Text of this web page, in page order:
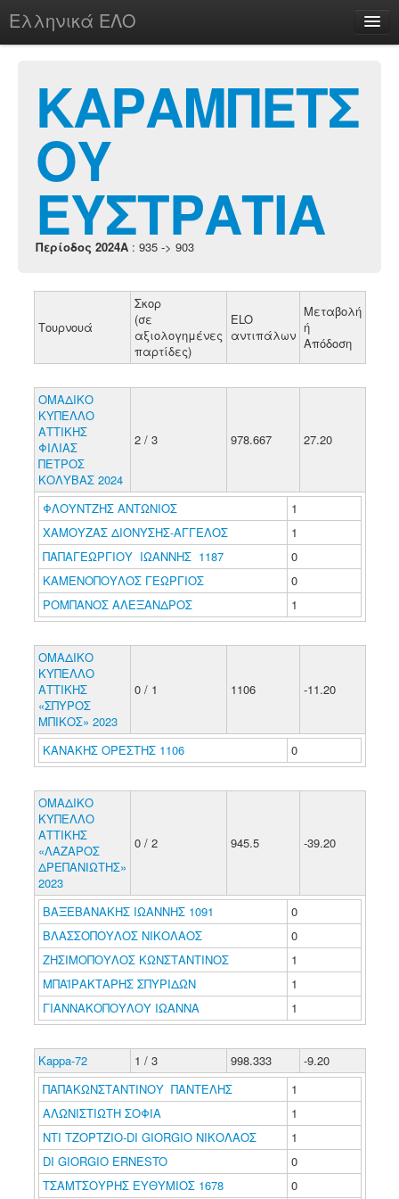
Ελληνικά ΕΛΟ
chesstu.be @ discord
Login
ΚΑΡΑΜΠΕΤΣ
ΟΥ
ΕΥΣΤΡΑΤΙΑ
Περίοδος 2024A : 935 -> 903
Τουρνουά
Σκορ
(σε
αξιολογημένες
παρτίδες)
ELO
αντιπάλων
Μεταβολή
ή
Απόδοση
ΟΜΑΔΙΚΟ
ΚΥΠΕΛΛΟ
ΑΤΤΙΚΗΣ
ΦΙΛΙΑΣ
ΠΕΤΡΟΣ
ΚΟΛΥΒΑΣ 2024
2 / 3 978.667 27.20
ΦΛΟΥΝΤΖΗΣ ΑΝΤΩΝΙΟΣ
1
ΧΑΜΟΥΖΑΣ ΔΙΟΝΥΣΗΣ-ΑΓΓΕΛΟΣ
1
ΠΑΠΑΓΕΩΡΓΙΟΥ ΙΩΑΝΝΗΣ 1187
0
ΚΑΜΕΝΟΠΟΥΛΟΣ ΓΕΩΡΓΙΟΣ
0
ΡΟΜΠΑΝΟΣ ΑΛΕΞΑΝΔΡΟΣ
1
ΟΜΑΔΙΚΟ
ΚΥΠΕΛΛΟ
ΑΤΤΙΚΗΣ
«ΣΠΥΡΟΣ
ΜΠΙΚΟΣ» 2023
0 / 1 1106 -11.20
ΚΑΝΑΚΗΣ ΟΡΕΣΤΗΣ 1106 0
ΟΜΑΔΙΚΟ
ΚΥΠΕΛΛΟ
ΑΤΤΙΚΗΣ
«ΛΑΖΑΡΟΣ
ΔΡΕΠΑΝΙΩΤΗΣ»
2023
0 / 2 945.5 -39.20
ΒΑΞΕΒΑΝΑΚΗΣ ΙΩΑΝΝΗΣ 1091
0
ΒΛΑΣΣΟΠΟΥΛΟΣ ΝΙΚΟΛΑΟΣ
0
ΖΗΣΙΜΟΠΟΥΛΟΣ ΚΩΝΣΤΑΝΤΙΝΟΣ
1
ΜΠΑΪΡΑΚΤΑΡΗΣ ΣΠΥΡΙΔΩΝ
1
ΓΙΑΝΝΑΚΟΠΟΥΛΟΥ ΙΩΑΝΝΑ
1
Kappa-72 1 / 3 998.333
-9.20
ΠΑΠΑΚΩΝΣΤΑΝΤΙΝΟΥ ΠΑΝΤΕΛΗΣ
1
ΑΛΩΝΙΣΤΙΩΤΗ ΣΟΦΙΑ
1
ΝΤΙ ΤΖΟΡΤΖΙΟ-DI GIORGIO ΝΙΚΟΛΑΟΣ
1
DI GIORGIO ERNESTO
0
ΤΣΑΜΤΣΟΥΡΗΣ ΕΥΘΥΜΙΟΣ 1678
0